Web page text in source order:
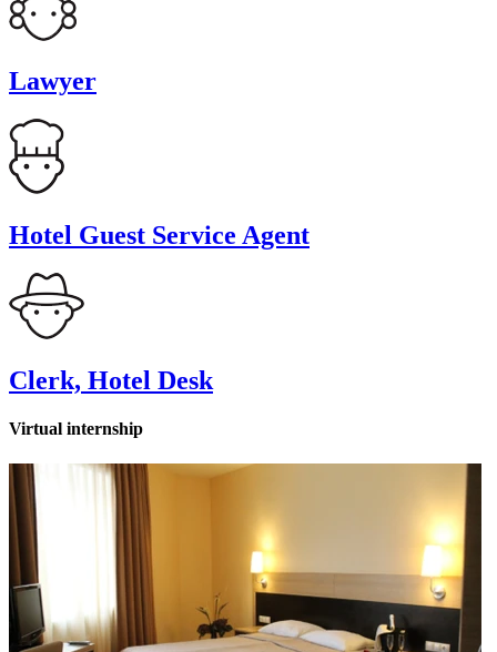
Lawyer
Hotel Guest Service Agent
Clerk, Hotel Desk
Virtual internship